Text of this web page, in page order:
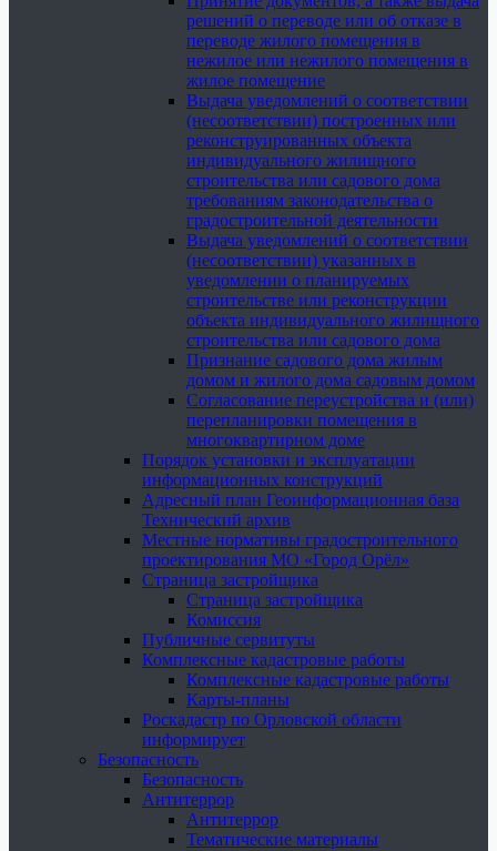
решений о переводе или об отказе в
переводе жилого помещения в
нежилое или нежилого помещения в
жилое помещение
Выдача уведомлений о соответствии
(несоответствии) построенных или
реконструированных объекта
индивидуального жилищного
строительства или садового дома
требованиям законодательства о
градостроительной деятельности
Выдача уведомлений о соответствии
(несоответствии) указанных в
уведомлении о планируемых
строительстве или реконструкции
объекта индивидуального жилищного
строительства или садового дома
Признание садового дома жилым
домом и жилого дома садовым домом
Согласование переустройства и (или)
перепланировки помещения в
многоквартирном доме
Порядок установки и эксплуатации
информационных конструкций
Адресный план Геоинформационная база
Технический архив
Местные нормативы градостроительного
проектирования МО «Город Орёл»
Страница застройщика
Страница застройщика
Комиссия
Публичные сервитуты
Комплексные кадастровые работы
Комплексные кадастровые работы
Карты-планы
Роскадастр по Орловской области
информирует
Безопасность
Безопасность
Антитеррор
Антитеррор
Тематические материалы